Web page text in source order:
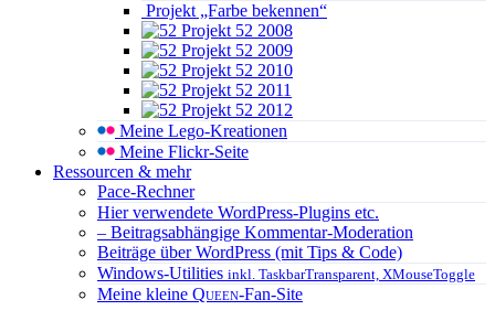
Projekt „Farbe bekennen“
Projekt 52 2008
Projekt 52 2009
Projekt 52 2010
Projekt 52 2011
Projekt 52 2012
Meine Lego-Kreationen
Meine Flickr-Seite
Ressourcen & mehr
Pace-Rechner
Hier verwendete WordPress-Plugins etc.
– Beitragsabhängige Kommentar-Moderation
Beiträge über WordPress (mit Tips & Code)
Windows-Utilities inkl. TaskbarTransparent, XMouseToggle
Meine kleine Queen-Fan-Site